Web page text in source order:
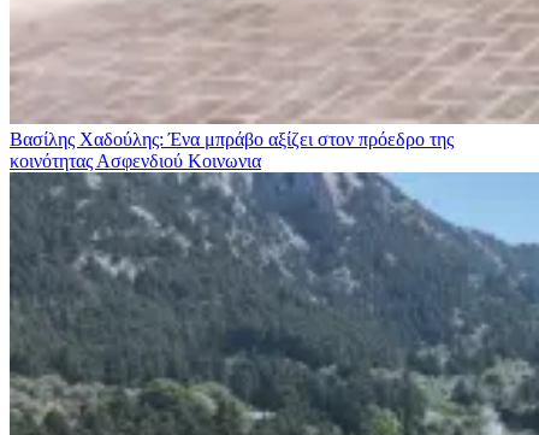
Βασίλης Χαδούλης: Ένα μπράβο αξίζει στον πρόεδρο της
κοινότητας Ασφενδιού Κοινωνια